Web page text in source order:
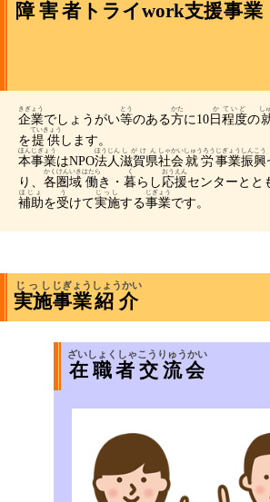
障害者 トライwork支援事業
企業
きぎょう
でしょうがい等
とう
のある方
かた
に10日
か
程度
ていど
の
し
を提供
ていきょう
します。
本事業
ほんじぎょう
はNPO法人
ほうじん
滋賀県
しがけん
社会
しゃかい
就労
しゅうろう
事業
じぎょう
振興
しんこう
り、 各
かく
圏域
けんいき
働
はたら
き・ 暮
く
らし応援
おうえん
センターとと
補助
ほじょ
を受
う
けて実施
じっし
する事業
じぎょう
です。
実施
じっし
事業
じぎょう
紹介
しょうかい
在職者
ざいしょくしゃ
交流会
こうりゅうかい